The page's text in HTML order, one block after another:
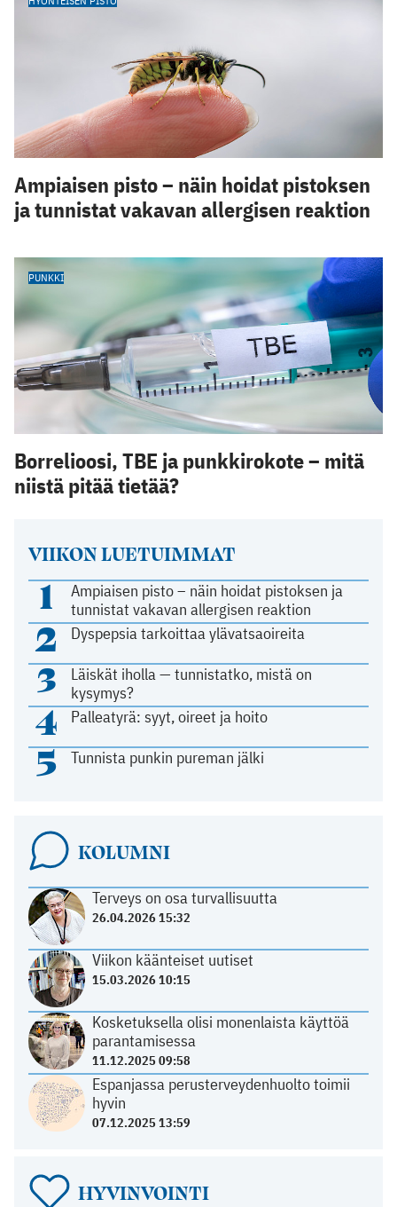
VIIKON LUETUIMMAT
1
Ampiaisen pisto – näin hoidat pistoksen ja
tunnistat vakavan allergisen reaktion
2 Dyspepsia tarkoittaa ylävatsaoireita
3
Läiskät iholla — tunnistatko, mistä on
kysymys?
4 Palleatyrä: syyt, oireet ja hoito
5 Tunnista punkin pureman jälki
KOLUMNI
Terveys on osa turvallisuutta
26.04.2026 15:32
Viikon käänteiset uutiset
15.03.2026 10:15
Kosketuksella olisi monenlaista käyttöä
parantamisessa
11.12.2025 09:58
Espanjassa perusterveydenhuolto toimii
hyvin
07.12.2025 13:59
HYVINVOINTI
Ampiaisen pisto – näin hoidat pistoksen
ja tunnistat vakavan allergisen reaktion
PUNKKI
Borrelioosi, TBE ja punkkirokote – mitä
niistä pitää tietää?